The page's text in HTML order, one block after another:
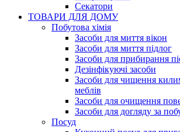
Секатори
ТОВАРИ ДЛЯ ДОМУ
Побутова хімія
Засоби для миття вікон
Засоби для миття підлог
Засоби для прибирання
Дезінфікуючі засоби
Засоби для чищення
меблів
Засоби для очищення
Засоби для догляду за
Посуд